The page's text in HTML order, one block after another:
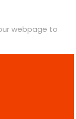
webpage to